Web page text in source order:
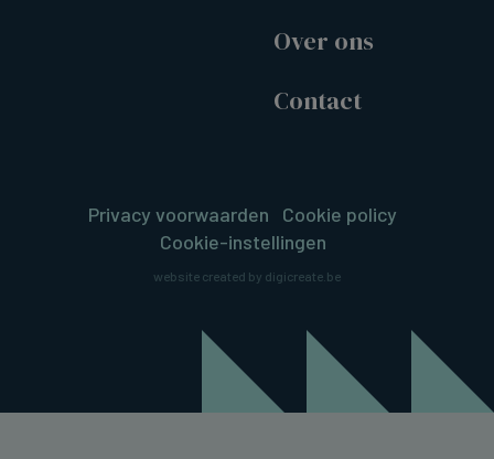
Over ons
Contact
Privacy voorwaarden
Cookie policy
Cookie-instellingen
website created by digicreate.be